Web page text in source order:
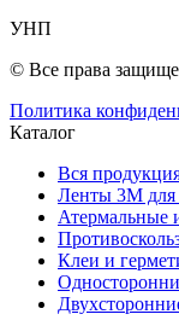
УНП
© Все права
Политика
Каталог
Вся
Ленты 3М для
Атермальные
Клеи и